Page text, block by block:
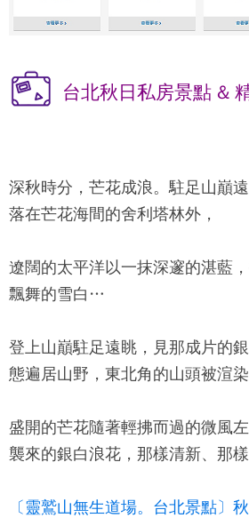
台北秋日私房景點 &
深秋時分，芒花成浪。駐足山巔
落在芒花海間的舍利塔林外，
遼闊的太平洋以一抹深邃的湛藍
飄舞的雪白…
登上山巔駐足遠眺，見那成片的
態遍居山野，東北角的山頭被渲
盛開的芒花隨著輕拂而過的微風
襲來的銀白浪花，那樣清新、那樣
〔靈鷲山無生道場。台北景點〕